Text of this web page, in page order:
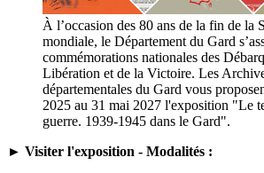
À l’occasion des 80 ans de la fin de la
mondiale, le Département du Gard
commémorations nationales des
Libération et de la Victoire. Les
départementales du Gard vous
2025 au 31 mai 2027 l'exposition "Le
guerre. 1939-1945 dans le Gard".
► Visiter l'exposition - Modalités :